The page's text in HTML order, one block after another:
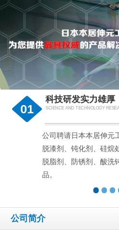
01
科技研发实力雄厚
SCIENCE AND TECHNOLOGY
公司聘请日本本居伸元
脱漆剂、钝化剂、硅烷
脱脂剂、防锈剂、酸洗
品。
公司简介